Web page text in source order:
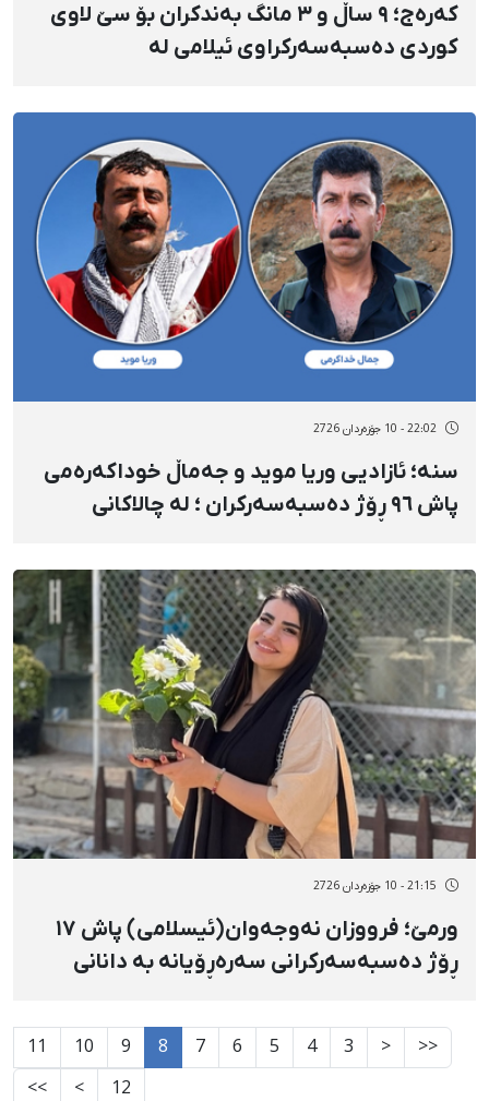
کەرەج؛ ۹ ساڵ و ۳ مانگ بەندکران بۆ سێ لاوی
کوردی دەسبەسەرکراوی ئیلامی لە
شەمسی، ئەمیر ئێمرایی و کامیار ئێمرایی
22:02 - 10 جۆزەردان 2726
سنە؛ ئازادیی وریا موید و جەماڵ خوداکەرەمی
پاش ٩٦ ڕۆژ دەسبەسەرکران ؛ لە چالاکانی
21:15 - 10 جۆزەردان 2726
ورمێ؛ فرووزان نەوجەوان(ئیسلامی) پاش ١٧
ڕۆژ دەسبەسەرکرانی سەرەڕۆیانە بە دانانی
<<
<
3
4
5
6
7
8
9
10
11
12
>
>>